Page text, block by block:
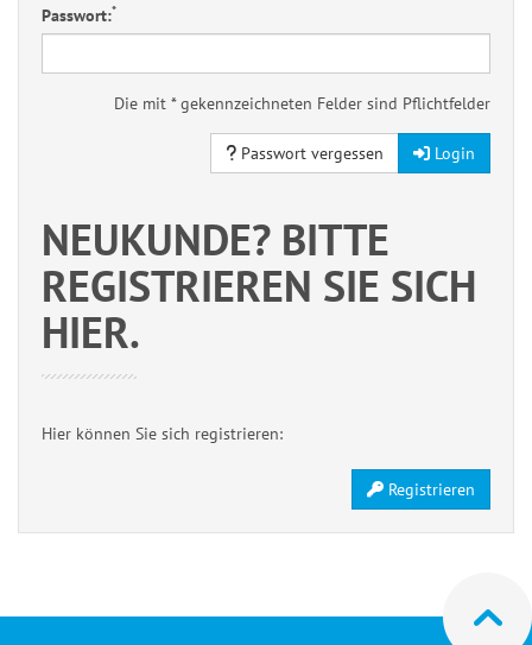
Passwort:*
Die mit * gekennzeichneten Felder sind Pflichtfelder
Passwort vergessen Login
NEUKUNDE? BITTE
REGISTRIEREN SIE SICH
HIER.
Hier können Sie sich registrieren:
Registrieren